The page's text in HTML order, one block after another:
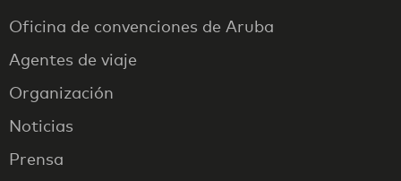
Oficina de convenciones de Aruba
Agentes de viaje
Organización
Noticias
Prensa